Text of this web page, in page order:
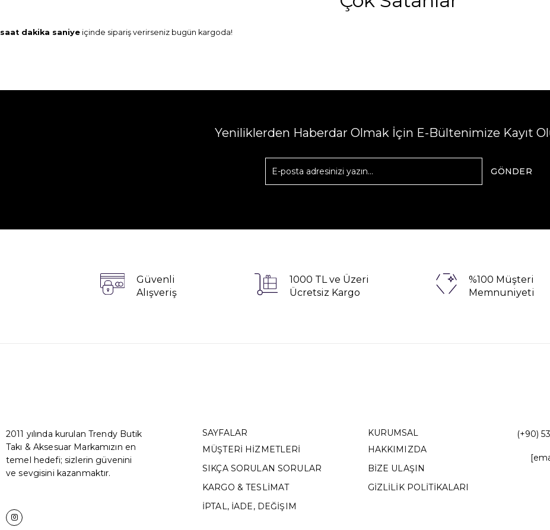
saat dakika saniye içinde sipariş verirseniz bugün kargoda!
Yeniliklerden Haberdar Olmak İçin E-Bültenimize Kayıt
GÖNDER
Güvenli
Alışveriş
1000 TL ve Üzeri
Ücretsiz Kargo
%100 Müşteri
Memnuniyeti
2011 yılında kurulan Trendy Butik
Takı & Aksesuar Markamızın en
temel hedefi; sizlerin güvenini
ve sevgisini kazanmaktır.
SAYFALAR
MÜŞTERİ HİZMETLERİ
SIKÇA SORULAN SORULAR
KARGO & TESLİMAT
İPTAL, İADE, DEĞİŞIM
KURUMSAL
HAKKIMIZDA
BİZE ULAŞIN
GİZLİLİK POLİTİKALARI
(+90)